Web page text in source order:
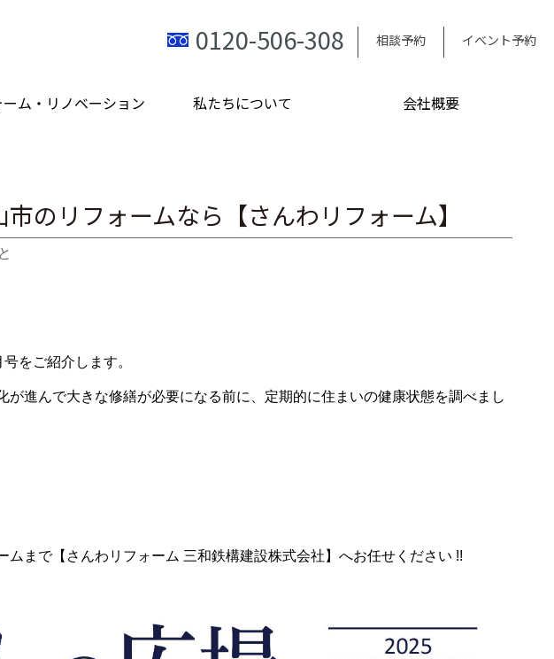
0120-506-308 相談予約 イベント予約
ーム・リノベーション 私たちについて 会社概要
のリフォームなら【さんわリフォーム】
をご紹介します。
進んで大きな修繕が必要になる前に、定期的に住まいの健康状態を調べまし
まで【さんわリフォーム 三和鉄構建設株式会社】へお任せください !!